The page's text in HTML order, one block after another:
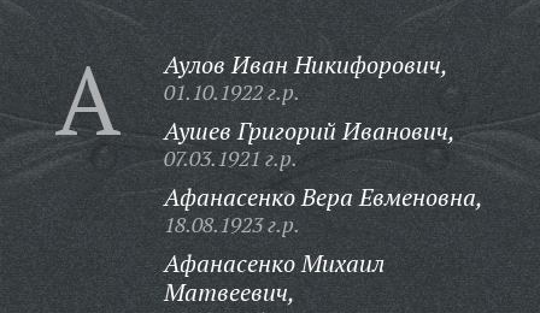
А Аулов Иван Никифорович,
01.10.1922 г.р.
Аушев Григорий Иванович,
07.03.1921 г.р.
Афанасенко Вера Евменовна,
18.08.1923 г.р.
Афанасенко Михаил
Матвеевич,